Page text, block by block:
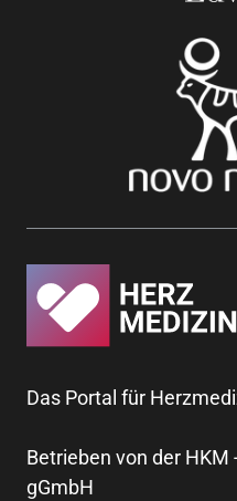
Das Portal für
Betrieben von der
gGmbH